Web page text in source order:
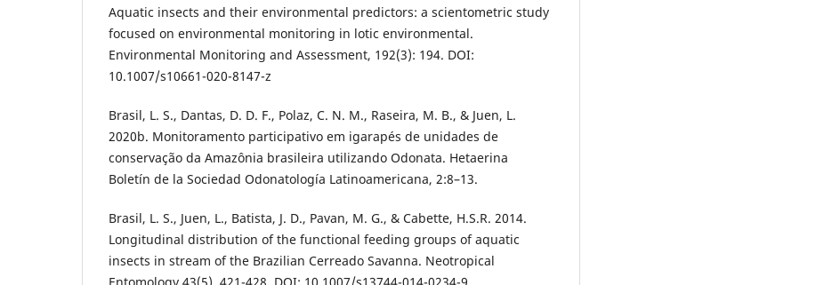
Aquatic insects and their environmental predictors: a scientometric study
focused on environmental monitoring in lotic environmental.
Environmental Monitoring and Assessment, 192(3): 194. DOI:
10.1007/s10661-020-8147-z
Brasil, L. S., Dantas, D. D. F., Polaz, C. N. M., Raseira, M. B., & Juen, L.
2020b. Monitoramento participativo em igarapés de unidades de
conservação da Amazônia brasileira utilizando Odonata. Hetaerina
Boletín de la Sociedad Odonatología Latinoamericana, 2:8–13.
Brasil, L. S., Juen, L., Batista, J. D., Pavan, M. G., & Cabette, H.S.R. 2014.
Longitudinal distribution of the functional feeding groups of aquatic
insects in stream of the Brazilian Cerreado Savanna. Neotropical